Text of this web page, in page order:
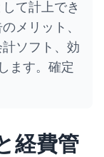
て計上でき
メリット、
ソフト、効
ます。確定
経費管